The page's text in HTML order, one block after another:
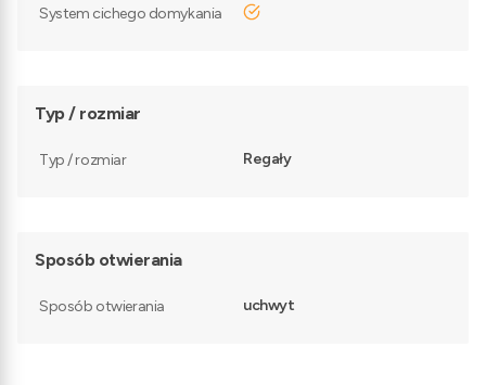
System cichego domykania tak
Typ / rozmiar
Typ / rozmiar Regały
Sposób otwierania
Sposób otwierania uchwyt